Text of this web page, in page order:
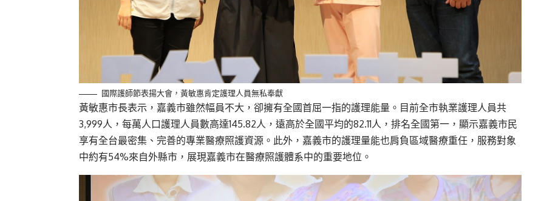
國際護師節表揚大會，黃敏惠肯定護理人員無私奉獻
黃敏惠市長表示，嘉義市雖然幅員不大，卻擁有全國首屈一指的護理能量。目前全市執業護理人員共
3,999人，每萬人口護理人員數高達145.82人，遠高於全國平均的82.11人，排名全國第一，顯示嘉義市民
享有全台最密集、完善的專業醫療照護資源 。 此外， 嘉義市的護理量能也肩負區域醫療重任，服務對象
中約有54%來自外縣市，展現嘉義市在醫療照護體系中的重要地位。